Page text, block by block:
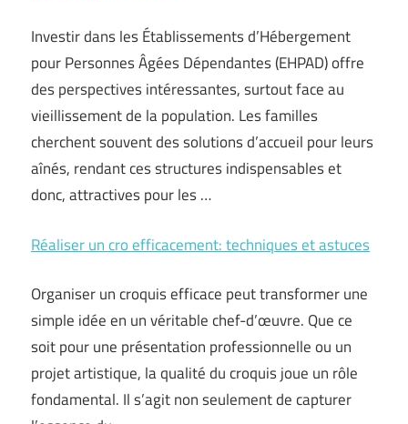
Investir dans les Établissements d’Hébergement
pour Personnes Âgées Dépendantes (EHPAD) offre
des perspectives intéressantes, surtout face au
vieillissement de la population. Les familles
cherchent souvent des solutions d’accueil pour leurs
aînés, rendant ces structures indispensables et
donc, attractives pour les …
Réaliser un cro efficacement: techniques et astuces
Organiser un croquis efficace peut transformer une
simple idée en un véritable chef-d’œuvre. Que ce
soit pour une présentation professionnelle ou un
projet artistique, la qualité du croquis joue un rôle
fondamental. Il s’agit non seulement de capturer